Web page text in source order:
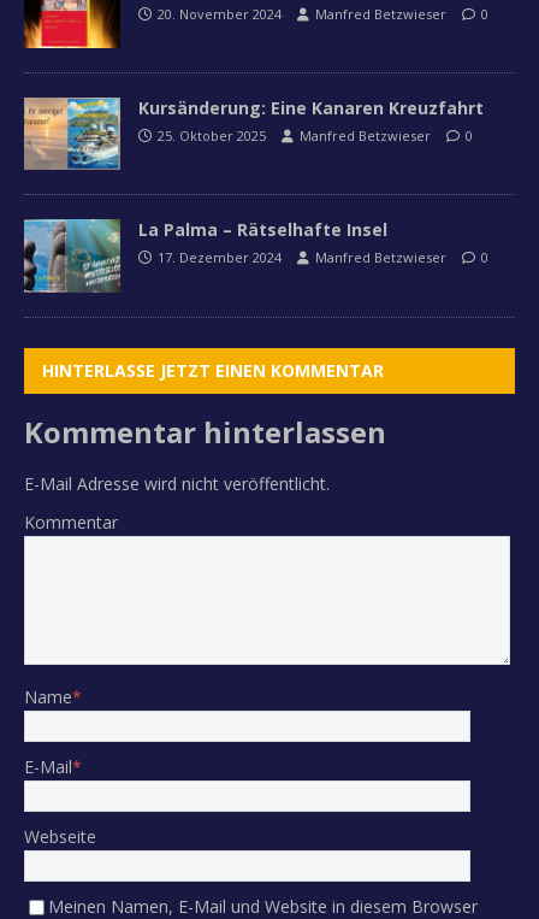
20. November 2024 Manfred Betzwieser 0
Kursänderung: Eine Kanaren Kreuzfahrt
25. Oktober 2025 Manfred Betzwieser 0
La Palma – Rätselhafte Insel
17. Dezember 2024 Manfred Betzwieser 0
HINTERLASSE JETZT EINEN KOMMENTAR
Kommentar hinterlassen
E-Mail Adresse wird nicht veröffentlicht.
Kommentar
Name*
E-Mail*
Webseite
Meinen Namen, E-Mail und Website in diesem Browser